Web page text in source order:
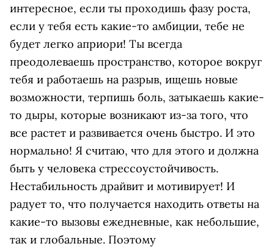
интересное, если ты проходишь фазу роста,
если у тебя есть какие-то амбиции, тебе не
будет легко априори! Ты всегда
преодолеваешь пространство, которое вокруг
тебя и работаешь на разрыв, ищешь новые
возможности, терпишь боль, затыкаешь какие-
то дыры, которые возникают из-за того, что
все растет и развивается очень быстро. И это
нормально! Я считаю, что для этого и должна
быть у человека стрессоустойчивость.
Нестабильность драйвит и мотивирует! И
радует то, что получается находить ответы на
какие-то вызовы ежедневные, как небольшие,
так и глобальные. Поэтому